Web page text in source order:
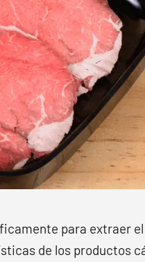
para extraer
de los productos